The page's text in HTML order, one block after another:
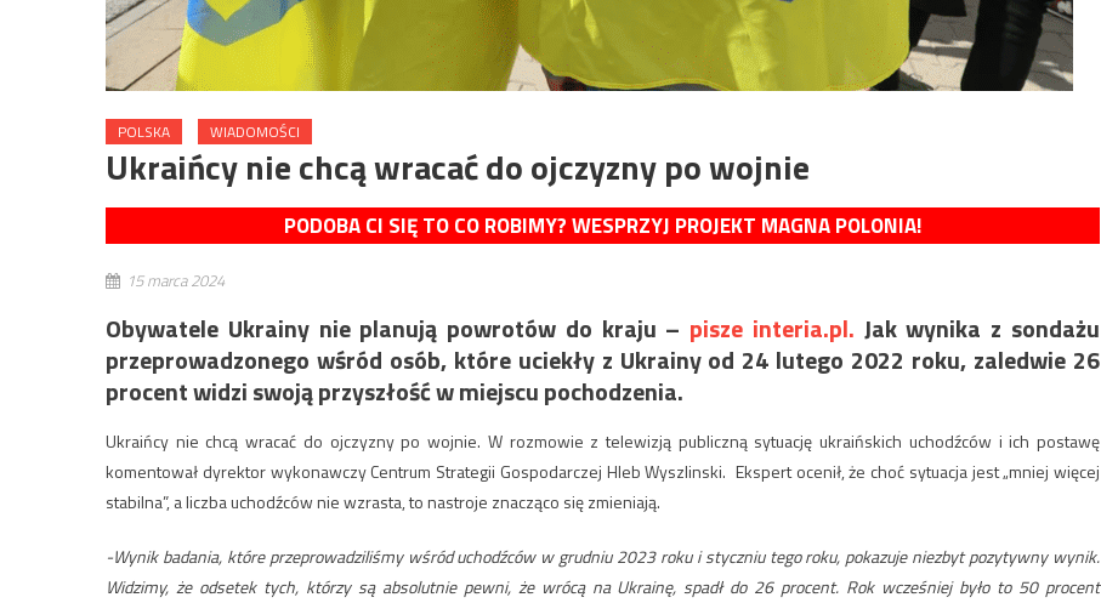
POLSKA WIADOMOŚCI
Ukraińcy nie chcą wracać do ojczyzny po wojnie
PODOBA CI SIĘ TO CO ROBIMY? WESPRZYJ PROJEKT MAGNA POLONIA!
15 marca 2024
Obywatele Ukrainy nie planują powrotów do kraju – pisze interia.pl. Jak wynika z sondażu
przeprowadzonego wśród osób, które uciekły z Ukrainy od 24 lutego 2022 roku, zaledwie 26
procent widzi swoją przyszłość w miejscu pochodzenia.
Ukraińcy nie chcą wracać do ojczyzny po wojnie. W rozmowie z telewizją publiczną sytuację ukraińskich uchodźców i ich postawę
komentował dyrektor wykonawczy Centrum Strategii Gospodarczej Hleb Wyszlinski. Ekspert ocenił, że choć sytuacja jest „mniej więcej
stabilna”, a liczba uchodźców nie wzrasta, to nastroje znacząco się zmieniają.
-Wynik badania, które przeprowadziliśmy wśród uchodźców w grudniu 2023 roku i styczniu tego roku, pokazuje niezbyt pozytywny wynik.
Widzimy, że odsetek tych, którzy są absolutnie pewni, że wrócą na Ukrainę, spadł do 26 procent. Rok wcześniej było to 50 procent